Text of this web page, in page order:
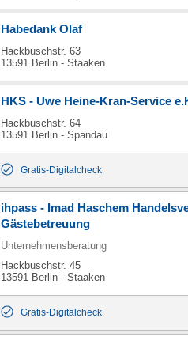
Habedank Olaf
Hackbuschstr. 63
13591 Berlin - Staaken
HKS - Uwe Heine-Kran-Service
Hackbuschstr. 64
13591 Berlin - Spandau
Gratis-Digitalcheck
ihpass - Imad Haschem
Gästebetreuung
Unternehmensberatung
Hackbuschstr. 45
13591 Berlin - Staaken
Gratis-Digitalcheck